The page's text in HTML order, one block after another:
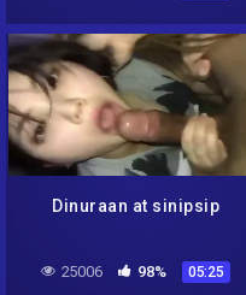
Dinuraan at sinipsip
25006 98% 05:25